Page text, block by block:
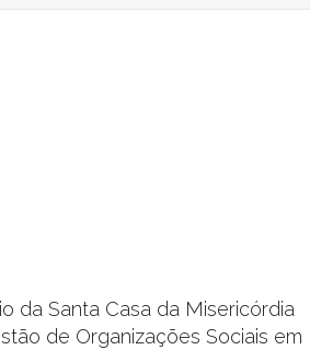
da Santa Casa da Misericórdia
de Organizações Sociais em